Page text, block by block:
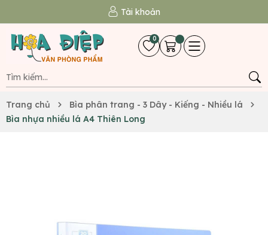
Tài khoản
0
Trang chủ
Bìa phân trang - 3 Dây - Kiếng - Nhiều lá
Bìa nhựa nhiều lá A4 Thiên Long